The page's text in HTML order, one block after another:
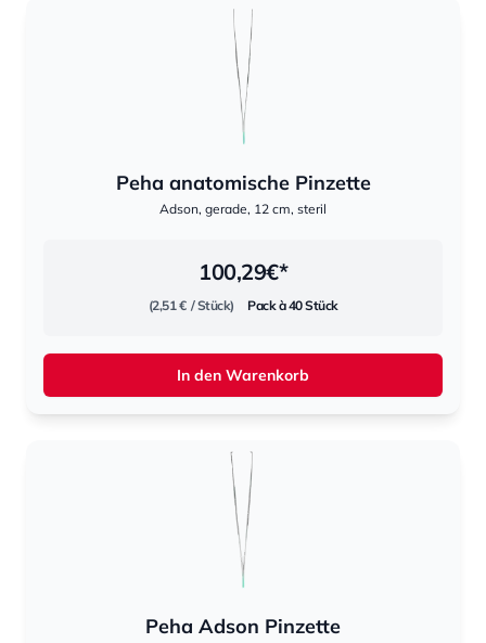
Peha anatomische Pinzette
Adson, gerade, 12 cm, steril
100,29€*
(2,51 € / Stück) Pack à 40 Stück
In den Warenkorb
Peha Adson Pinzette